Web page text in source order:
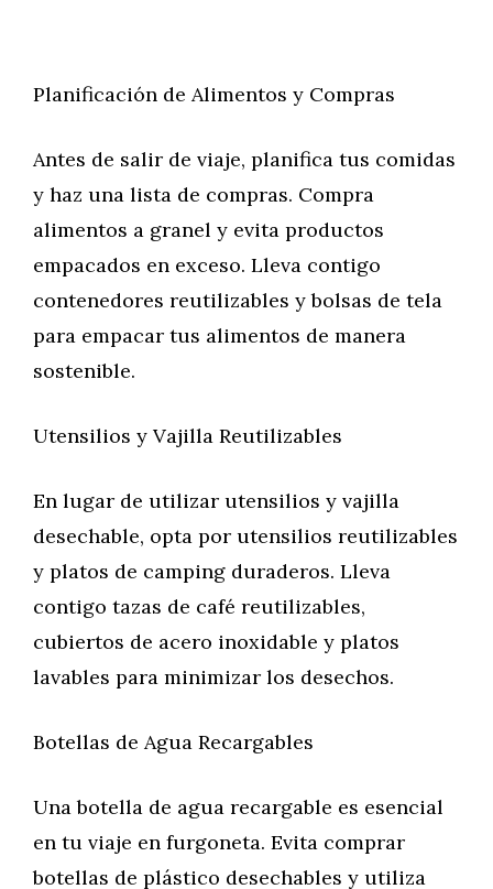
Planificación de Alimentos y Compras
Antes de salir de viaje, planifica tus comidas
y haz una lista de compras. Compra
alimentos a granel y evita productos
empacados en exceso. Lleva contigo
contenedores reutilizables y bolsas de tela
para empacar tus alimentos de manera
sostenible.
Utensilios y Vajilla Reutilizables
En lugar de utilizar utensilios y vajilla
desechable, opta por utensilios reutilizables
y platos de camping duraderos. Lleva
contigo tazas de café reutilizables,
cubiertos de acero inoxidable y platos
lavables para minimizar los desechos.
Botellas de Agua Recargables
Una botella de agua recargable es esencial
en tu viaje en furgoneta. Evita comprar
botellas de plástico desechables y utiliza